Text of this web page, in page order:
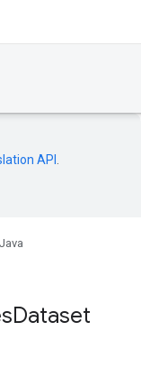
API
Java
Dataset